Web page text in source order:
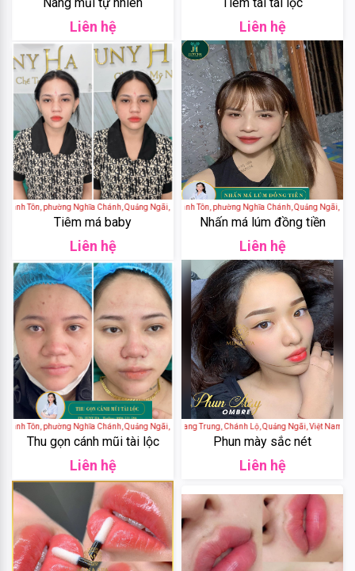
Work
Daily
Comma
Sheseido
Healthy
Care
Fracora
Club
De
Nuit
GH
Creation
Cantabria
Labs
Liên hệ Liên hệ
Tôn, phường Nghĩa Chánh, Quảng Ngãi, Việt Nam
Tiêm má baby
Liên hệ
Calla Spa - 3 Lê Thánh Tôn, phường Nghĩa Chánh, Quảng Ngãi, Việt
Nhấn má lúm đồng tiền
Liên hệ
Tôn, phường Nghĩa Chánh, Quảng Ngãi, Việt Nam
Thu gọn cánh mũi tài lộc
Liên hệ
MINA Spa - 679 Quang Trung, Chánh Lộ, Quảng Ngãi, Việt Nam
Phun mày sắc nét
Liên hệ